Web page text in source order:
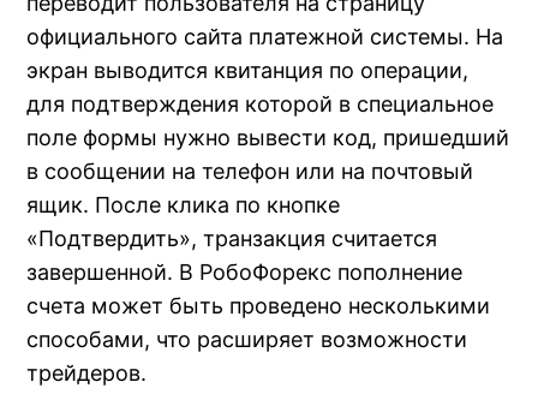
официального сайта платежной системы. На
экран выводится квитанция по операции,
для подтверждения которой в специальное
поле формы нужно вывести код, пришедший
в сообщении на телефон или на почтовый
ящик. После клика по кнопке
«Подтвердить», транзакция считается
завершенной. В РобоФорекс пополнение
счета может быть проведено несколькими
способами, что расширяет возможности
трейдеров.